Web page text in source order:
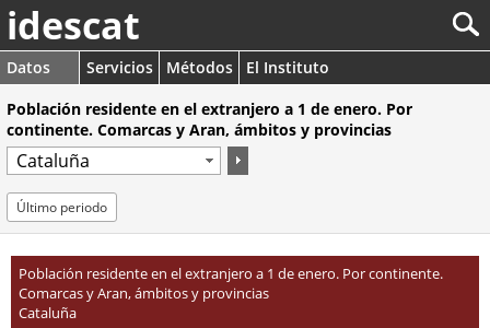
idescat
Datos Servicios Métodos
El Instituto
Población residente en el extranjero a 1 de enero. Por
continente. Comarcas y Aran, ámbitos y provincias
Último periodo
Población residente en el extranjero a 1 de enero. Por continente.
Comarcas y Aran, ámbitos y provincias
Cataluña